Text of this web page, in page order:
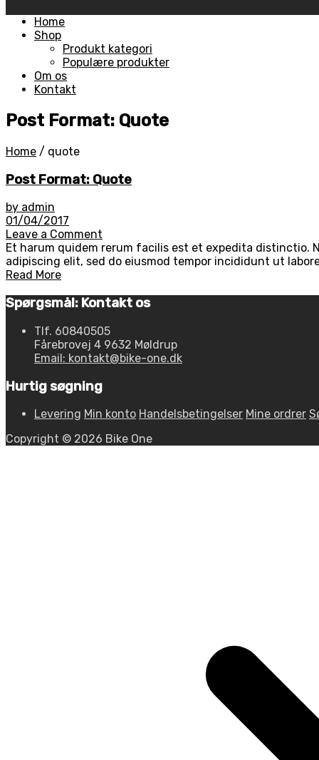
Skip
Home
Shop
Produkt kategori
Populære produkter
Om os
Kontakt
Post Format: Quote
Home / quote
Post Format: Quote
by admin
01/04/2017
Leave a Comment
Et harum quidem rerum facilis est et expedita distinctio.
adipiscing elit, sed do eiusmod tempor incididunt ut
Read More
Spørgsmål: Kontakt os
Tlf. 60840505
Fårebrovej 4 9632 Møldrup
Email: kontakt@bike-one.dk
Hurtig søgning
Levering Min konto Handelsbetingelser Mine ordrer
Copyright © 2026 Bike One